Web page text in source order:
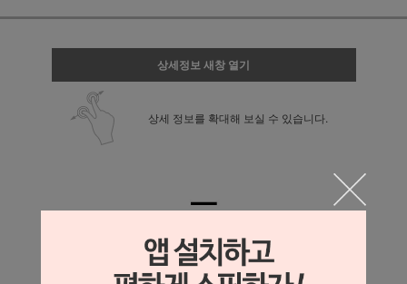
상세정보 새창 열기
상세 정보를 확대해 보실 수 있습니다.